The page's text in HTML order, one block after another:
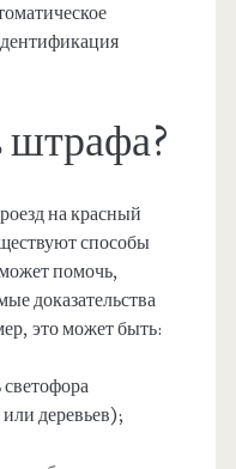
штрафа?
на красный
способы
помочь,
доказательства
это может быть:
деревьев);